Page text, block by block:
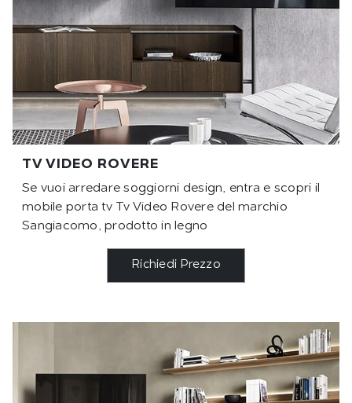
TV VIDEO ROVERE
Se vuoi arredare soggiorni design, entra e scopri il
mobile porta tv Tv Video Rovere del marchio
Sangiacomo, prodotto in legno
Richiedi Prezzo